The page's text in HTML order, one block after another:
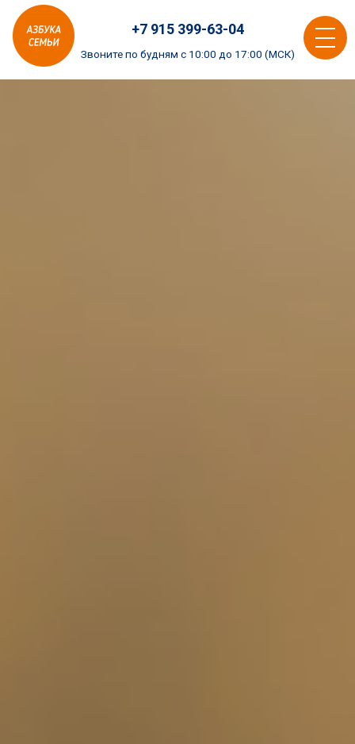
Азбука
семьи
logo
+7 915 399-63-04
Звоните по будням с 10:00 до 17:00 (МСК)
Toggle